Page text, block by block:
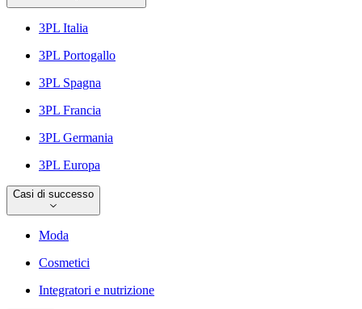
3PL Italia
3PL Portogallo
3PL Spagna
3PL Francia
3PL Germania
3PL Europa
Casi di successo
Moda
Cosmetici
Integratori e nutrizione